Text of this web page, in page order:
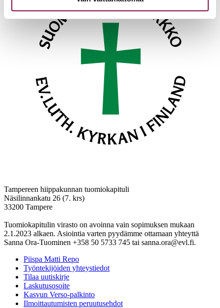
Tampereen hiippakunnan tuomiokapituli
Näsilinnankatu 26 (7. krs)
33200 Tampere
Tuomiokapitulin virasto on avoinna vain sopimuksen mukaan
2.1.2023 alkaen. Asiointia varten pyydämme ottamaan yhteyttä
Sanna Ora-Tuominen +358 50 5733 745 tai sanna.ora@evl.fi.
Piispa Matti Repo
Työntekijöiden yhteystiedot
Tilaa uutiskirje
Laskutusosoite
Kasvun Verso-palkinto
Ilmoittautumisten peruutusehdot